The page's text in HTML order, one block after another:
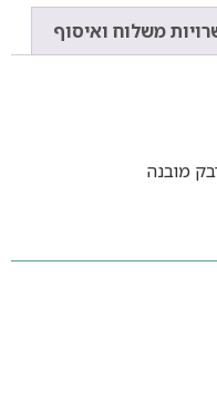
משלוח ואיסוף
מובנה